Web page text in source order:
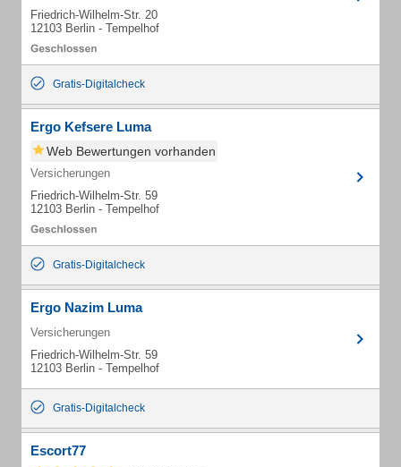
Friedrich-Wilhelm-Str. 20
12103 Berlin - Tempelhof
Gratis-Digitalcheck
Ergo Kefsere Luma
Web Bewertungen vorhanden
Versicherungen
Friedrich-Wilhelm-Str. 59
12103 Berlin - Tempelhof
Gratis-Digitalcheck
Ergo Nazim Luma
Versicherungen
Friedrich-Wilhelm-Str. 59
12103 Berlin - Tempelhof
Gratis-Digitalcheck
Escort77